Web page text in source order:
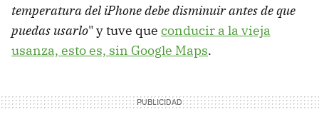
temperatura del iPhone debe disminuir antes de que
puedas usarlo" y tuve que conducir a la vieja
usanza, esto es, sin Google Maps.